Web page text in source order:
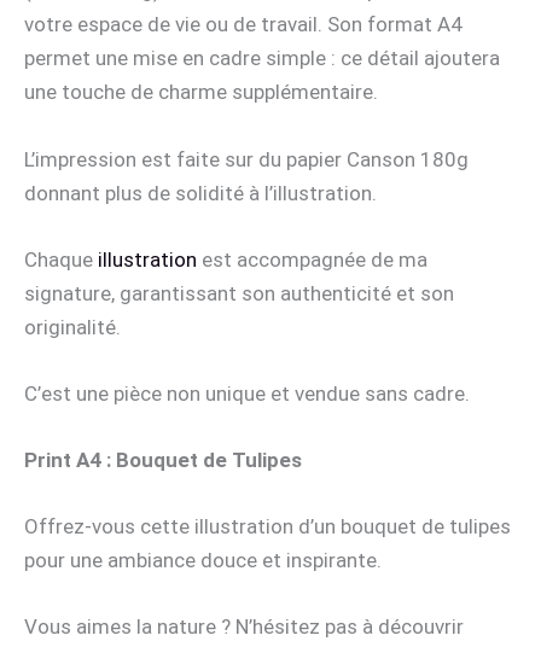
votre espace de vie ou de travail. Son format A4
permet une mise en cadre simple : ce détail ajoutera
une touche de charme supplémentaire.
L’impression est faite sur du papier Canson 180g
donnant plus de solidité à l’illustration.
Chaque illustration est accompagnée de ma
signature, garantissant son authenticité et son
originalité.
C’est une pièce non unique et vendue sans cadre.
Print A4 : Bouquet de Tulipes
Offrez-vous cette illustration d’un bouquet de tulipes
pour une ambiance douce et inspirante.
Vous aimes la nature ? N’hésitez pas à découvrir